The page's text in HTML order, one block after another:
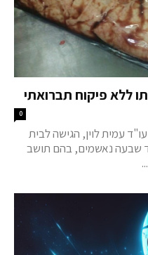
ללא פיקוח תברואתי
0
עמית לוין, הגישה לבית
שבעה נאשמים, בהם תושב